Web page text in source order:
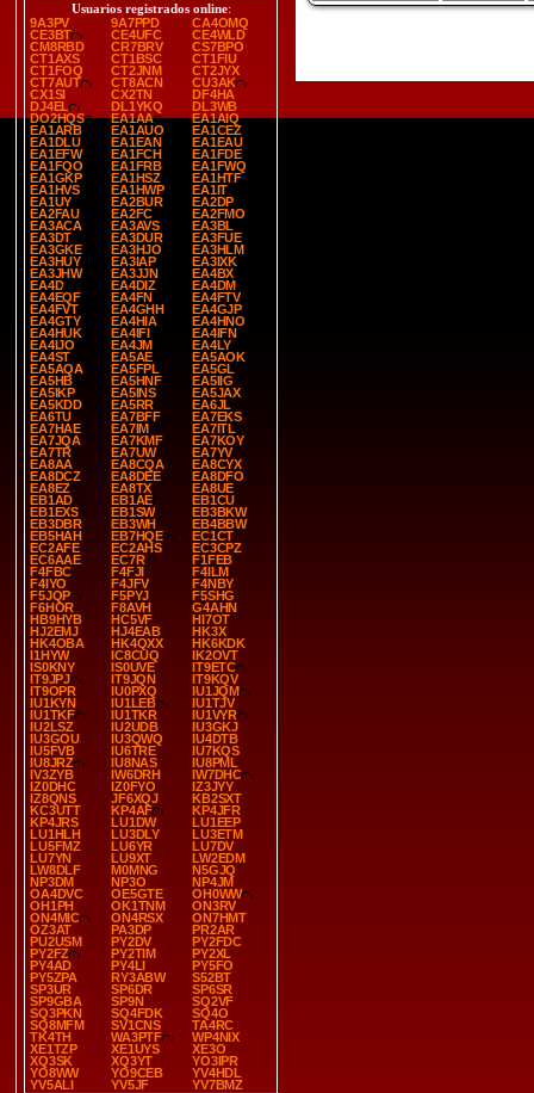
Usuarios registrados online:
9A3PV
9A7PPD
CA4OMQ
CE3BT
CE4UFC
CE4WLD
CM8RBD
CR7BRV
CS7BPO
CT1AXS
CT1BSC
CT1FIU
CT1FOQ
CT2JNM
CT2JYX
CT7AUT
CT8ACN
CU3AK
CX1SI
CX2TN
DF4HA
DJ4EL
DL1YKQ
DL3WB
DO2HQS
EA1AA
EA1AIQ
EA1ARB
EA1AUO
EA1CEZ
EA1DLU
EA1EAN
EA1EAU
EA1EFW
EA1FCH
EA1FDE
EA1FQO
EA1FRB
EA1FWQ
EA1GKP
EA1HSZ
EA1HTF
EA1HVS
EA1HWP
EA1IT
EA1UY
EA2BUR
EA2DP
EA2FAU
EA2FC
EA2FMO
EA3ACA
EA3AVS
EA3BL
EA3DT
EA3DUR
EA3FUE
EA3GKE
EA3HJO
EA3HLM
EA3HUY
EA3IAP
EA3IXK
EA3JHW
EA3JJN
EA4BX
EA4D
EA4DIZ
EA4DM
EA4EQF
EA4FN
EA4FTV
EA4FVT
EA4GHH
EA4GJP
EA4GTY
EA4HIA
EA4HNO
EA4HUK
EA4IFI
EA4IFN
EA4IJO
EA4JM
EA4LY
EA4ST
EA5AE
EA5AOK
EA5AQA
EA5FPL
EA5GL
EA5HB
EA5HNF
EA5IIG
EA5IKP
EA5INS
EA5JAX
EA5KDD
EA5RR
EA6JL
EA6TU
EA7BFF
EA7EKS
EA7HAE
EA7IM
EA7ITL
EA7JQA
EA7KMF
EA7KOY
EA7TR
EA7UW
EA7YV
EA8AA
EA8CQA
EA8CYX
EA8DCZ
EA8DEE
EA8DFO
EA8EZ
EA8TX
EA8UE
EB1AD
EB1AE
EB1CU
EB1EXS
EB1SW
EB3BKW
EB3DBR
EB3WH
EB4BBW
EB5HAH
EB7HQE
EC1CT
EC2AFE
EC2AHS
EC3CPZ
EC6AAE
EC7R
F1FEB
F4FBC
F4FJI
F4ILM
F4IYO
F4JFV
F4NBY
F5JQP
F5PYJ
F5SHG
F6HOR
F8AVH
G4AHN
HB9HYB
HC5VF
HI7OT
HJ2EMJ
HJ4EAB
HK3X
HK4OBA
HK4QXX
HK6KDK
I1HYW
IC8CUQ
IK2OVT
IS0KNY
IS0UVE
IT9ETC
IT9JPJ
IT9JQN
IT9KQV
IT9OPR
IU0PXQ
IU1JQM
IU1KYN
IU1LEB
IU1TJV
IU1TKF
IU1TKR
IU1VYR
IU2LSZ
IU2UDB
IU3GKJ
IU3GOU
IU3QWQ
IU4DTB
IU5FVB
IU6TRE
IU7KQS
IU8JRZ
IU8NAS
IU8PML
IV3ZYB
IW6DRH
IW7DHC
IZ0DHC
IZ0FYO
IZ3JYY
IZ8QNS
JF6XQJ
KB2SXT
KC3UTT
KP4AF
KP4JFR
KP4JRS
LU1DW
LU1EEP
LU1HLH
LU3DLY
LU3ETM
LU5FMZ
LU6YR
LU7DV
LU7YN
LU9XT
LW2EDM
LW8DLF
M0MNG
N5GJQ
NP3DM
NP3O
NP4JM
OA4DVC
OE5GTE
OH0WW
OH1PH
OK1TNM
ON3RV
ON4MIC
ON4RSX
ON7HMT
OZ3AT
PA3DP
PR2AR
PU2USM
PY2DV
PY2FDC
PY2FZ
PY2TIM
PY2XL
PY4AD
PY4LI
PY5FO
PY5ZPA
RY3ABW
S52BT
SP3UR
SP6DR
SP6SR
SP9GBA
SP9N
SQ2VF
SQ3PKN
SQ4FDK
SQ4O
SQ8MFM
SV1CNS
TA4RC
TK4TH
WA3PTF
WP4NIX
XE1TZP
XE1UYS
XE3O
XQ3SK
XQ3YT
YO3IPR
YO8WW
YO9CEB
YV4HDL
YV5ALI
YV5JF YV7BMZ